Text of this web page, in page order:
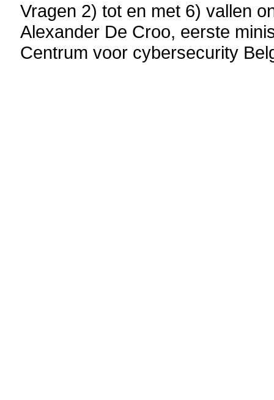
Vragen 2) tot en met 6) vallen
Alexander De Croo, eerste
Centrum voor cybersecurity